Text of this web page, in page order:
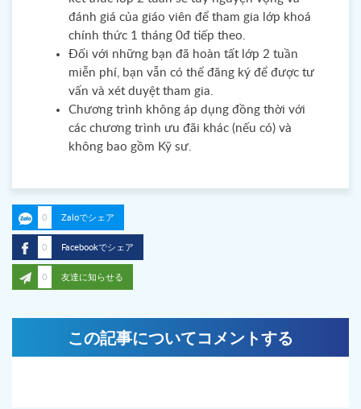
đánh giá của giáo viên để tham gia lớp khoá
chính thức 1 tháng 0đ tiếp theo.
Đối với những bạn đã hoàn tất lớp 2 tuần
miễn phí, bạn vẫn có thể đăng ký để được tư
vấn và xét duyệt tham gia.
Chương trình không áp dụng đồng thời với
các chương trình ưu đãi khác (nếu có) và
không bao gồm Kỹ sư.
0 Zaloでシェア
0 Facebookでシェア
0 友達に知らせる
この記事についてコメントする